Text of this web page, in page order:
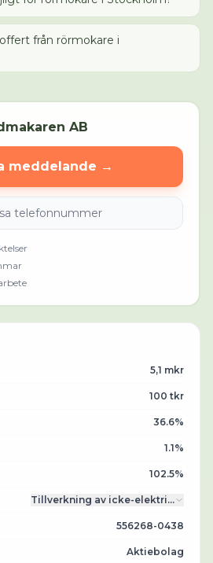
från rörmokare i
AB
meddelande →
telefonnummer
5,1 mkr
100 tkr
36.6%
1.1%
102.5%
Tillverkning av icke-elektri…
556268-0438
Aktiebolag